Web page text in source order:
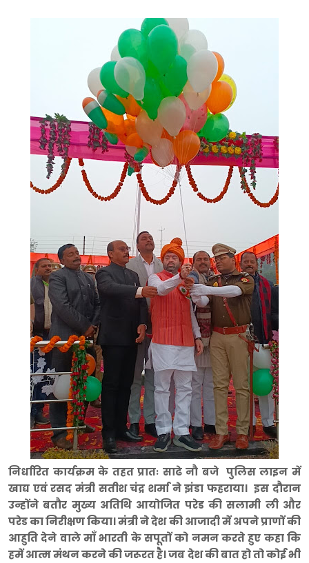
निर्धारित कार्यक्रम के तहत प्रातः साढे नौ बजे पुलिस लाइन में
खाद्य एवं रसद मंत्री सतीश चंद्र शर्मा ने झंडा फहराया। इस दौरान
उन्होंने बतौर मुख्य अतिथि आयोजित परेड की सलामी ली और
परेड का निरीक्षण किया। मंत्री ने देश की आजादी में अपने प्राणों की
आहुति देने वाले माँ भारती के सपूतों को नमन करते हुए कहा कि
हमें आत्म मंथन करने की जरूरत है। जब देश की बात हो तो कोई भी